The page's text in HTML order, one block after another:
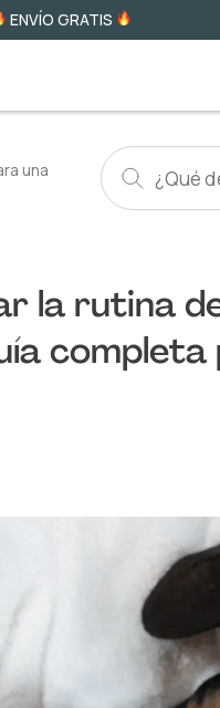
ENVÍO GRATIS
una
la rutina